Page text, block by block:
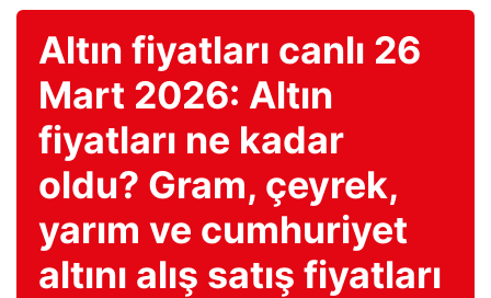
Altın fiyatları canlı 26
Mart 2026: Altın
fiyatları ne kadar
oldu? Gram, çeyrek,
yarım ve cumhuriyet
altını alış satış fiyatları